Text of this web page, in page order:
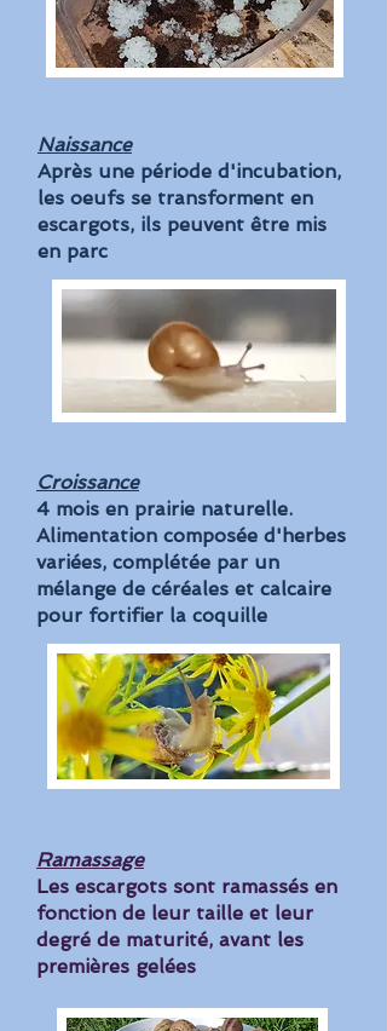
Naissance
Après une période d'incubation,
les oeufs se transforment en
escargots, ils peuvent être mis
en parc
Croissance
4 mois en prairie naturelle.
Alimentation composée d'herbes
variées, complétée par un
mélange de céréales et calcaire
pour fortifier la coquille
Ramassage
Les escargots sont ramassés en
fonction de leur taille et leur
degré de maturité, avant les
premières gelées